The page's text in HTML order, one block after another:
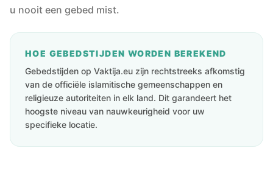
u nooit een gebed mist.
HOE GEBEDSTIJDEN WORDEN BEREKEND
Gebedstijden op Vaktija.eu zijn rechtstreeks afkomstig
van de officiële islamitische gemeenschappen en
religieuze autoriteiten in elk land. Dit garandeert het
hoogste niveau van nauwkeurigheid voor uw
specifieke locatie.